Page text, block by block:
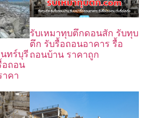
ทร์บุรี
อถอน
าคา
รับเหมาทุบตึกดอนสัก รับทุบ
ตึก รับรื้อถอนอาคาร รื้อ
ถอนบ้าน ราคาถูก